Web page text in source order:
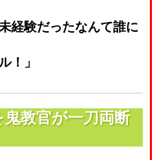
経験だったなんて誰に
！」
教官が一刀両断